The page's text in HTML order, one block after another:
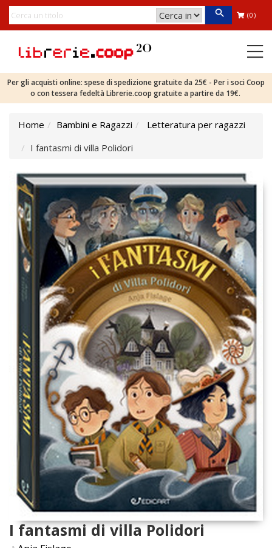
(0)
Per gli acquisti online: spese di spedizione gratuite da 25€ - Per i soci Coop
o con tessera fedeltà Librerie.coop gratuite a partire da 19€.
Home Bambini e Ragazzi
Letteratura per ragazzi
I fantasmi di villa Polidori
I fantasmi di villa Polidori